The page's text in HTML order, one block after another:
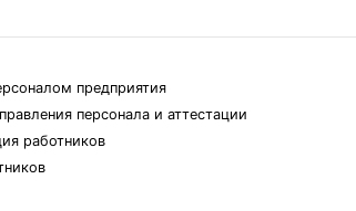
предприятия
персонала и аттестации
работников